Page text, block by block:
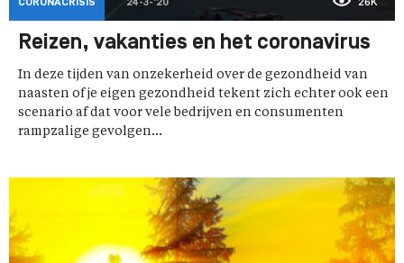
CORONACRISIS 24-3-'20 26K
Reizen, vakanties en het coronavirus
In deze tijden van onzekerheid over de gezondheid van
naasten of je eigen gezondheid tekent zich echter ook een
scenario af dat voor vele bedrijven en consumenten
rampzalige gevolgen...